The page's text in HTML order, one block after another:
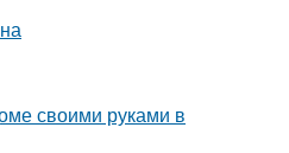
своими руками в